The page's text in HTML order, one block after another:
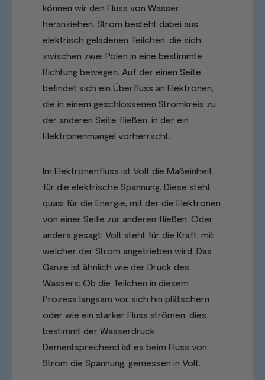
können wir den Fluss von Wasser
heranziehen. Strom besteht dabei aus
elektrisch geladenen Teilchen, die sich
zwischen zwei Polen in eine bestimmte
Richtung bewegen. Auf der einen Seite
befindet sich ein Überfluss an Elektronen,
die in einem geschlossenen Stromkreis zu
der anderen Seite fließen, in der ein
Elektronenmangel vorherrscht.
Im Elektronenfluss ist Volt die Maßeinheit
für die elektrische Spannung. Diese steht
quasi für die Energie, mit der die Elektronen
von einer Seite zur anderen fließen. Oder
anders gesagt: Volt steht für die Kraft, mit
welcher der Strom angetrieben wird. Das
Ganze ist ähnlich wie der Druck des
Wassers: Ob die Teilchen in diesem
Prozess langsam vor sich hin plätschern
oder wie ein starker Fluss strömen, dies
bestimmt der Wasserdruck.
Dementsprechend ist es beim Fluss von
Strom die Spannung, gemessen in Volt.